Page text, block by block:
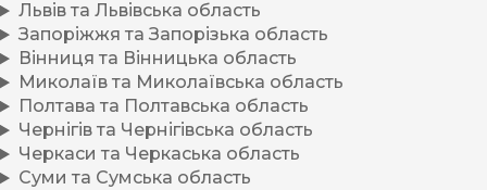
Львів та Львівська область
Запоріжжя та Запорізька область
Вінниця та Вінницька область
Миколаїв та Миколаївська область
Полтава та Полтавська область
Чернігів та Чернігівська область
Черкаси та Черкаська область
Суми та Сумська область